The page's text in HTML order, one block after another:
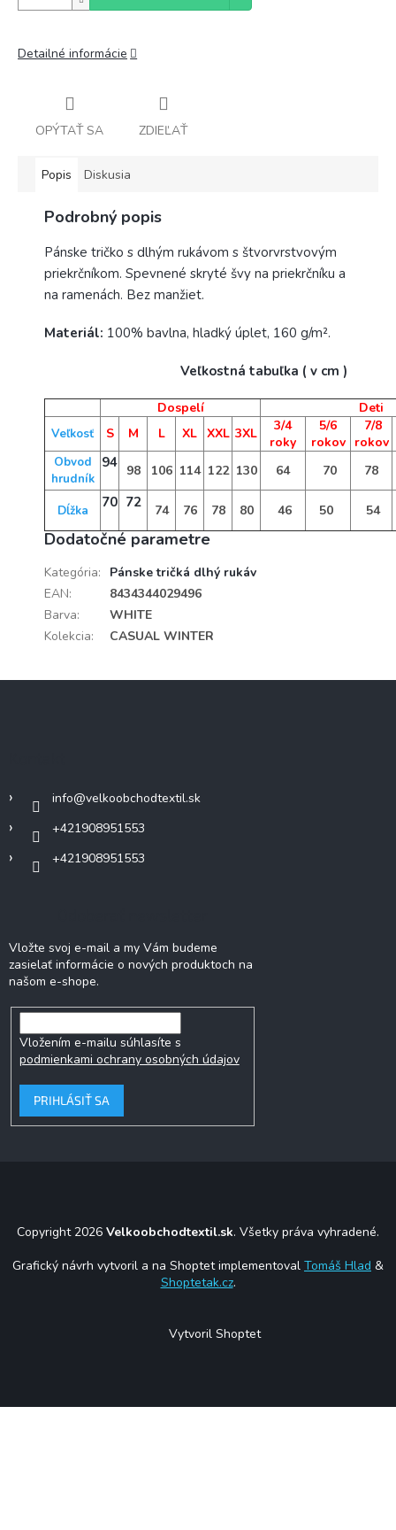
Detailné informácie
OPÝTAŤ SA ZDIEĽAŤ
Popis Diskusia
Podrobný popis
Pánske tričko s dlhým rukávom s štvorvrstvovým
priekrčníkom. Spevnené skryté švy na priekrčníku a
na ramenách. Bez manžiet.
Materiál: 100% bavlna, hladký úplet, 160 g/m².
Veľkostná tabuľka ( v cm )
Dospelí Deti
Veľkosť S M L XL XXL 3XL
3/4
roky
5/6
rokov
7/8
rokov
Obvod
hrudník
94 98 106 114 122 130 64 70 78
Dĺžka 70 72 74 76 78 80 46 50 54
Dodatočné parametre
Kategória:
Pánske tričká dlhý rukáv
EAN:
8434344029496
Barva:
WHITE
Kolekcia: CASUAL WINTER
info@velkoobchodtextil.sk
+421908951553
+421908951553
Vložte svoj e-mail a my Vám budeme
zasielať informácie o nových produktoch na
našom e-shope.
Vložením e-mailu súhlasíte s
podmienkami ochrany osobných údajov
PRIHLÁSIŤ SA
Copyright 2026 Velkoobchodtextil.sk. Všetky práva vyhradené.
Grafický návrh vytvoril a na Shoptet implementoval Tomáš Hlad &
Shoptetak.cz.
Vytvoril Shoptet